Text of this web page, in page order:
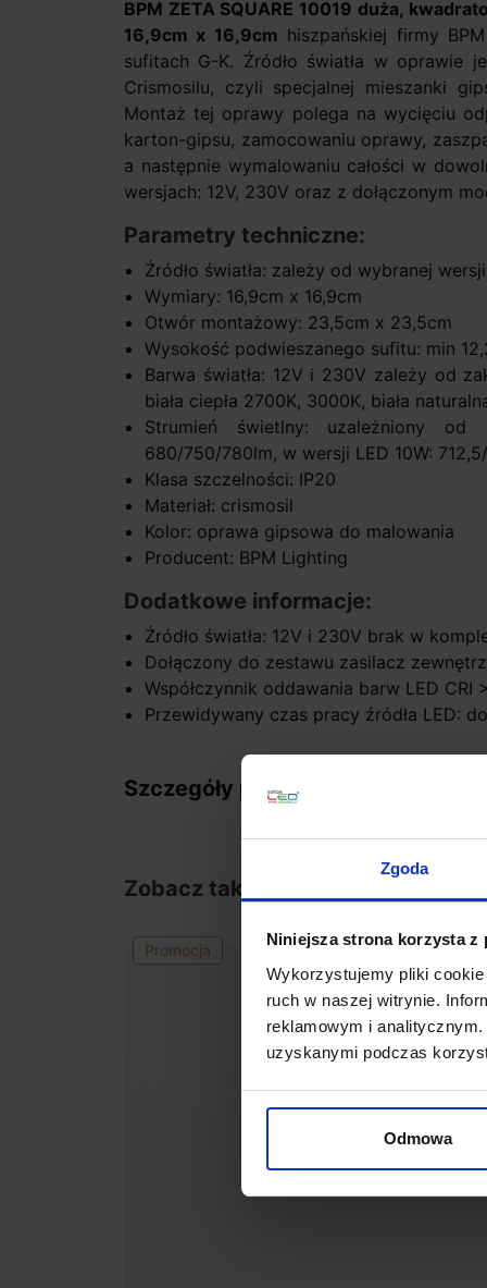
Zgoda
Niniejsza strona korzysta z
Wykorzystujemy pliki
ruch w naszej witrynie.
reklamowym i
uzyskanymi podczas
Odmowa
BPM ZETA SQUARE 10019 duża,
16,9cm x 16,9cm hiszpańskiej firmy
sufitach G-K. Źródło światła w oprawie
Crismosilu, czyli specjalnej mieszanki
Montaż tej oprawy polega na wycięciu
karton-gipsu, zamocowaniu oprawy,
a następnie wymalowaniu całości w
wersjach: 12V, 230V oraz z dołączonym
Parametry techniczne:
Źródło światła: zależy od wybranej wersji
Wymiary: 16,9cm x 16,9cm
Otwór montażowy: 23,5cm x 23,5cm
Wysokość podwieszanego sufitu: min
Barwa światła: 12V i 230V zależy od
biała ciepła 2700K, 3000K, biała
Strumień świetlny: uzależniony
680/750/780lm, w wersji LED 10W:
Klasa szczelności: IP20
Materiał: crismosil
Kolor: oprawa gipsowa do malowania
Producent: BPM Lighting
Dodatkowe informacje:
Źródło światła: 12V i 230V brak w
Dołączony do zestawu zasilacz
Współczynnik oddawania barw LED CRI
Przewidywany czas pracy źródła LED:
Szczegóły produktu
Zobacz także
Promocja